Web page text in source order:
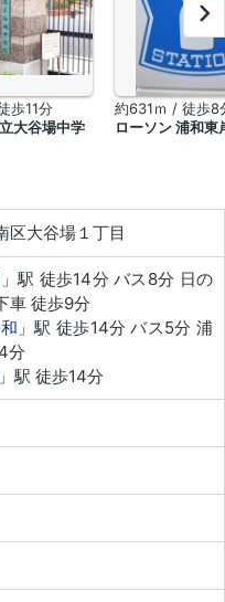
歩11分
大谷場中学
約631ｍ / 徒歩8
ローソン 浦和東
区大谷場１丁目
」駅 徒歩14分 バス8分 日の
車 徒歩9分
」駅 徒歩14分 バス5分 浦
分
」駅 徒歩14分